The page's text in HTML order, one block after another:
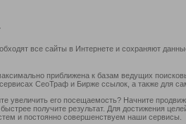
все сайты в Интернете и сохраняют
приближена к базам ведущих
СеоТраф и Бирже ссылок, а также для
увеличить его посещаемость? Начните
получите результат. Для достижения
и постоянно совершенствуем наши сервисы.